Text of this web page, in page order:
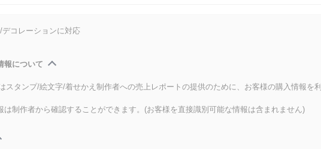
コレーションに対応
報について
スタンプ/絵文字/着せかえ制作者への売上レポートの提供のために、お客様の購入情報を利
は制作者から確認することができます。(お客様を直接識別可能な情報は含まれません)